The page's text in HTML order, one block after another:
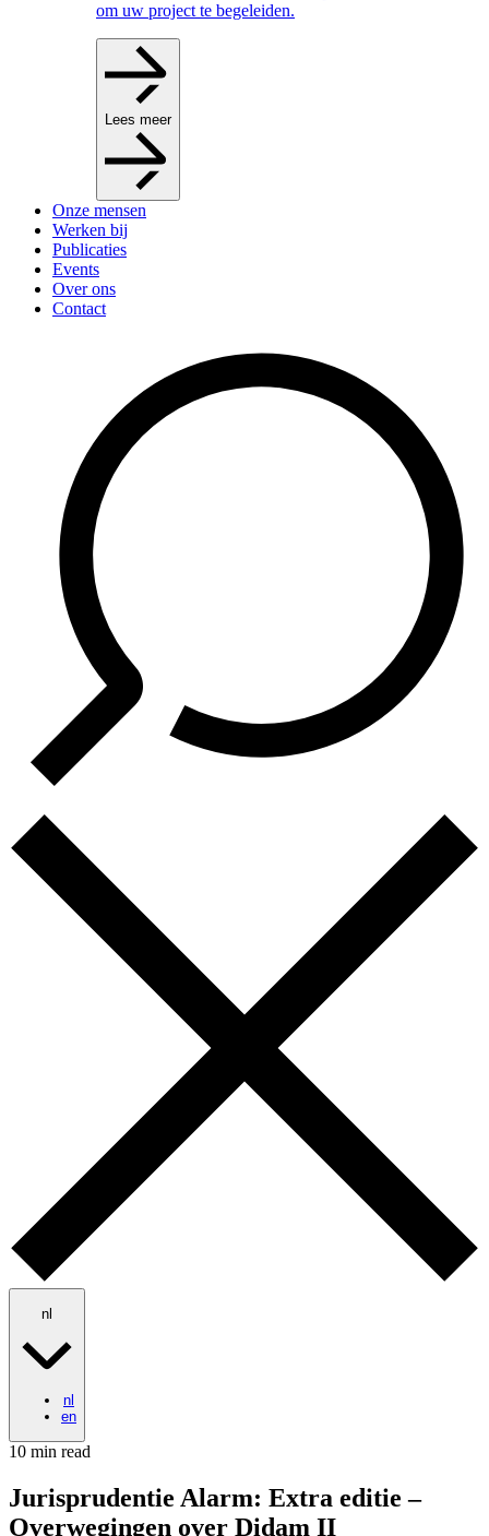
om uw project te begeleiden.
Lees meer
Onze mensen
Werken bij
Publicaties
Events
Over ons
Contact
nl
nl
en
10 min read
Jurisprudentie Alarm: Extra editie –
Overwegingen over Didam II